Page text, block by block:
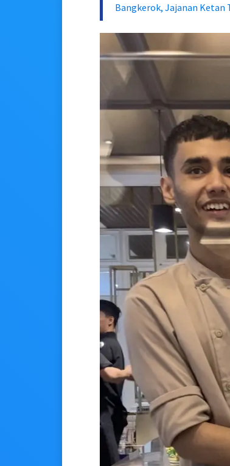
Bangkerok, Jajanan Ketan